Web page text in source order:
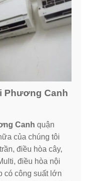
Phương Canh
Canh quận
của chúng tôi
điều hòa cây,
điều hòa nội
có công suất lớn